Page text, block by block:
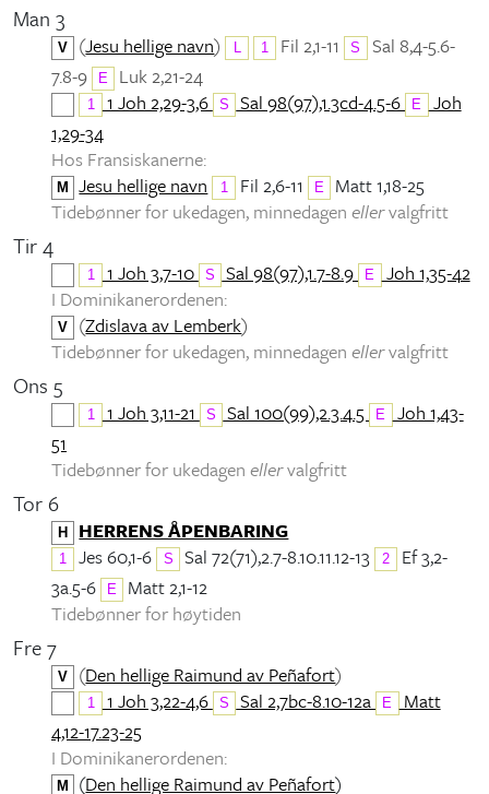
Man 3
V (Jesu hellige navn) L 1 Fil 2,1-11 S Sal 8,4-5.6-
7.8-9
E Luk 2,21-24
1 1 Joh 2,29-3,6 S Sal 98(97),1.3cd-4.5-6 E Joh
1,29-34
Hos Fransiskanerne:
M Jesu hellige navn 1 Fil 2,6-11 E
Matt 1,18-25
Tidebønner for ukedagen, minnedagen ellervalgfritt
Tir 4
1 1 Joh 3,7-10 S Sal 98(97),1.7-8.9 E Joh 1,35-42
I Dominikanerordenen:
V (Zdislava av Lemberk)
Tidebønner for ukedagen, minnedagen ellervalgfritt
Ons 5
1 1 Joh 3,11-21 S Sal 100(99),2.3.4.5 E Joh 1,43-
51
Tidebønner for ukedagen ellervalgfritt
Tor 6
H HERRENS ÅPENBARING
1 Jes 60,1-6 S Sal 72(71),2.7-8.10.11.12-13 2
Ef 3,2-
3a.5-6
E
Matt 2,1-12
Tidebønner for høytiden
Fre 7
V (Den hellige Raimund av Peñafort)
1 1 Joh 3,22-4,6 S Sal 2,7bc-8.10-12a E Matt
4,12-17.23-25
I Dominikanerordenen:
M (Den hellige Raimund av Peñafort)